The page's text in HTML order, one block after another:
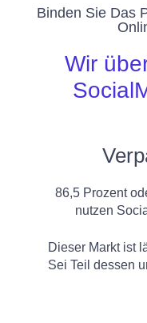
Binden Sie Das
Wir
86,5 Prozent
nutzen
Dieser Markt ist
Sei Teil dessen